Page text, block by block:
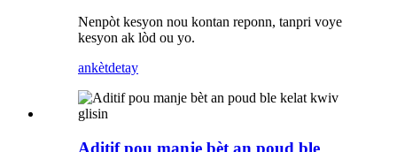
Nenpòt kesyon nou kontan reponn, tanpri voye
kesyon ak lòd ou yo.
ankètdetay
Aditif pou manje bèt an poud ble